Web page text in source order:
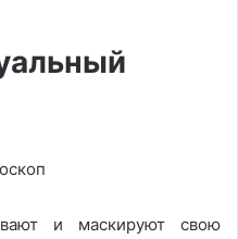
и маскируют свою